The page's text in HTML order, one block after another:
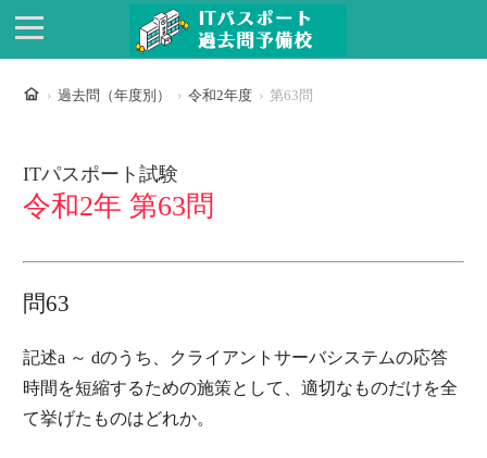
ホーム
過去問（年度別） 令和2年度 第63問
ITパスポート試験
令和2年 第63問
問63
記述a ～ dのうち、クライアントサーバシステムの応答
時間を短縮するための施策として、適切なものだけを全
て挙げたものはどれか。